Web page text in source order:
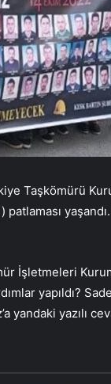
Taşkömürü
İşletmeleri
yapıldı?
yandaki yazılı